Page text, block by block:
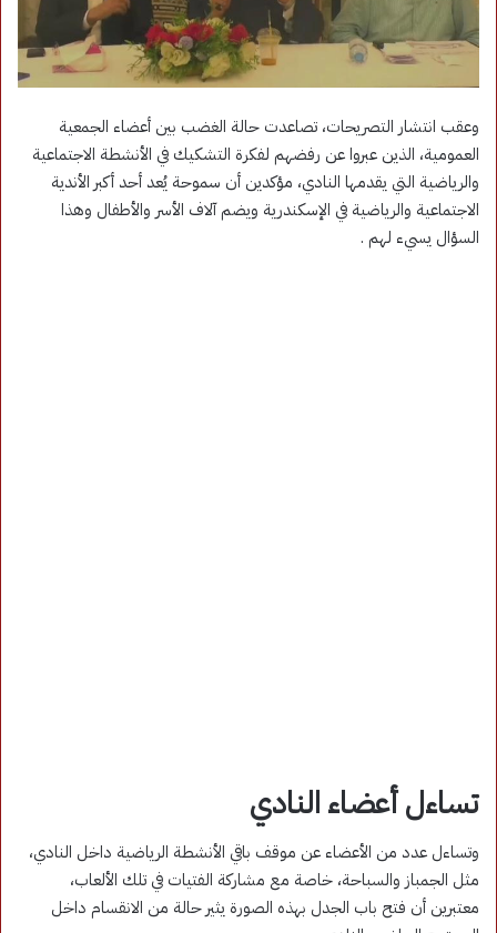
وعقب انتشار التصريحات، تصاعدت حالة الغضب بين أعضاء الجمعية
العمومية، الذين عبروا عن رفضهم لفكرة التشكيك في الأنشطة الاجتماعية
والرياضية التي يقدمها النادي، مؤكدين أن سموحة يُعد أحد أكبر الأندية
الاجتماعية والرياضية في الإسكندرية ويضم آلاف الأسر والأطفال وهذا
السؤال يسيء لهم .
تساءل أعضاء النادي
وتساءل عدد من الأعضاء عن موقف باقي الأنشطة الرياضية داخل النادي،
مثل الجمباز والسباحة، خاصة مع مشاركة الفتيات في تلك الألعاب،
معتبرين أن فتح باب الجدل بهذه الصورة يثير حالة من الانقسام داخل